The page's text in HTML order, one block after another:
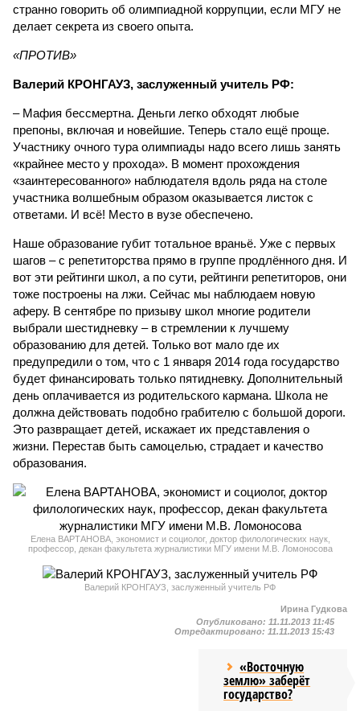
странно говорить об олимпиадной коррупции, если МГУ не
делает секрета из своего опыта.
«ПРОТИВ»
Валерий КРОНГАУЗ, заслуженный учитель РФ:
– Мафия бессмертна. Деньги легко обходят любые
препоны, включая и новейшие. Теперь стало ещё проще.
Участнику очного тура олимпиады надо всего лишь занять
«крайнее место у прохода». В момент прохождения
«заинтересованного» наблюдателя вдоль ряда на столе
участника волшебным образом оказывается листок с
ответами. И всё! Место в вузе обеспечено.
Наше образование губит тотальное враньё. Уже с первых
шагов – с репетиторства прямо в группе продлённого дня. И
вот эти рейтинги школ, а по сути, рейтинги репетиторов, они
тоже построены на лжи. Сейчас мы наблюдаем новую
аферу. В сентябре по призыву школ многие родители
выбрали шестидневку – в стремлении к лучшему
образованию для детей. Только вот мало где их
предупредили о том, что с 1 января 2014 года государство
будет финансировать только пятидневку. Дополнительный
день оплачивается из родительского кармана. Школа не
должна действовать подобно грабителю с большой дороги.
Это развращает детей, искажает их представления о
жизни. Перестав быть самоцелью, страдает и качество
образования.
Елена ВАРТАНОВА, экономист и социолог, доктор филологических наук,
профессор, декан факультета журналистики МГУ имени М.В. Ломоносова
Валерий КРОНГАУЗ, заслуженный учитель РФ
Ирина Гудкова
Опубликовано: 11.11.2013 11:45
Отредактировано: 11.11.2013 15:43
«Восточную
землю» заберёт
государство?